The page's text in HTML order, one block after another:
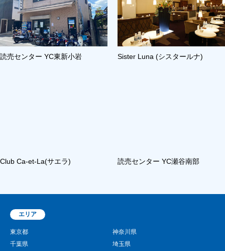
読売センター YC東新小岩 Sister Luna (シスタールナ)
Club Ca-et-La(サエラ) 読売センター YC瀬谷南部
エリア
東京都
神奈川県
千葉県
埼玉県